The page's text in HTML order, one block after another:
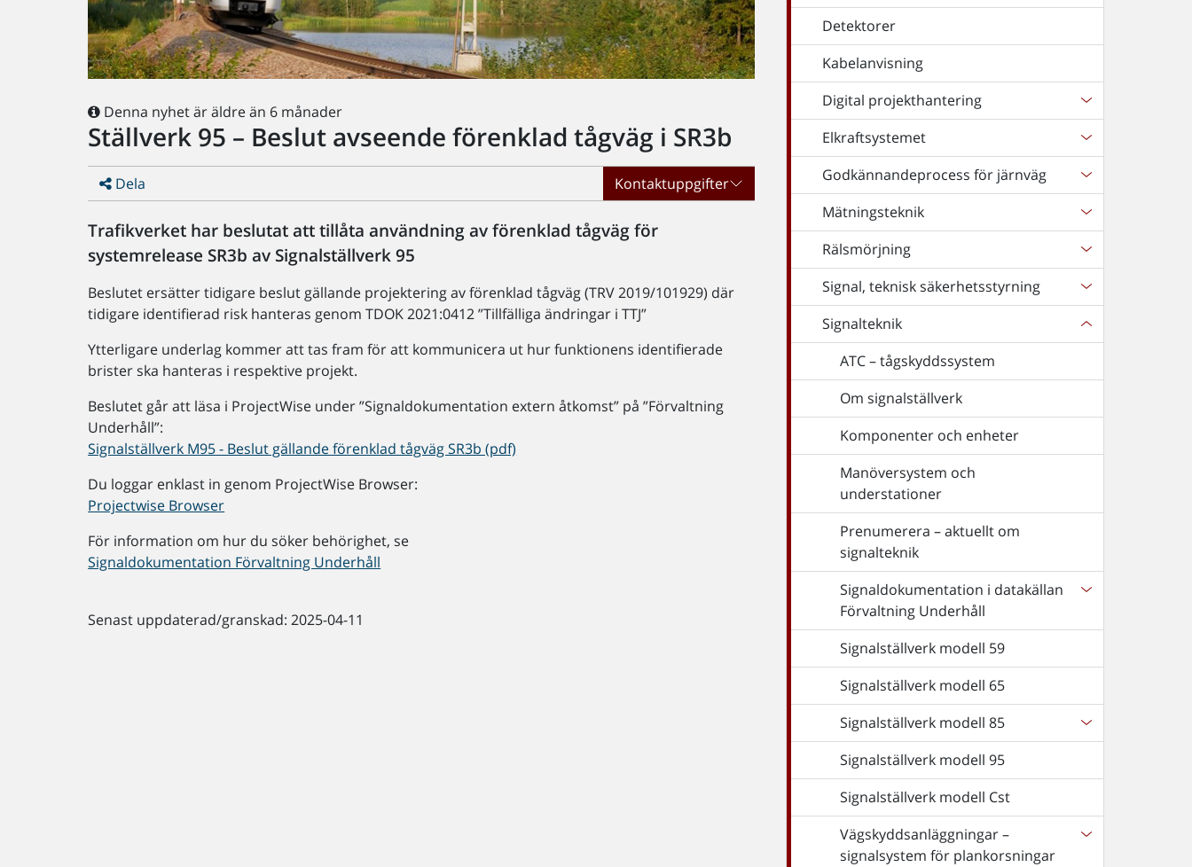
Denna nyhet är äldre än 6 månader
Ställverk 95 – Beslut avseende förenklad tågväg i SR3b
Dela Kontaktuppgifter
Trafikverket har beslutat att tillåta användning av förenklad tågväg för
systemrelease SR3b av Signalställverk 95
Beslutet ersätter tidigare beslut gällande projektering av förenklad tågväg (TRV 2019/101929) där
tidigare identifierad risk hanteras genom TDOK 2021:0412 ”Tillfälliga ändringar i TTJ”
Ytterligare underlag kommer att tas fram för att kommunicera ut hur funktionens identifierade
brister ska hanteras i respektive projekt.
Beslutet går att läsa i ProjectWise under ”Signaldokumentation extern åtkomst” på ”Förvaltning
Underhåll”:
Signalställverk M95 - Beslut gällande förenklad tågväg SR3b (pdf)
Du loggar enklast in genom ProjectWise Browser:
Projectwise Browser
För information om hur du söker behörighet, se
Signaldokumentation Förvaltning Underhåll
Senast uppdaterad/granskad: 2025-04-11
Detektorer
Kabelanvisning
Digital projekthantering
Elkraftsystemet
Godkännandeprocess för järnväg
Mätningsteknik
Rälsmörjning
Signal, teknisk säkerhetsstyrning
Signalteknik
ATC – tågskyddssystem
Om signalställverk
Komponenter och enheter
Manöversystem och
understationer
Prenumerera – aktuellt om
signalteknik
Signaldokumentation i datakällan
Förvaltning Underhåll
Signalställverk modell 59
Signalställverk modell 65
Signalställverk modell 85
Signalställverk modell 95
Signalställverk modell Cst
Vägskyddsanläggningar –
signalsystem för plankorsningar